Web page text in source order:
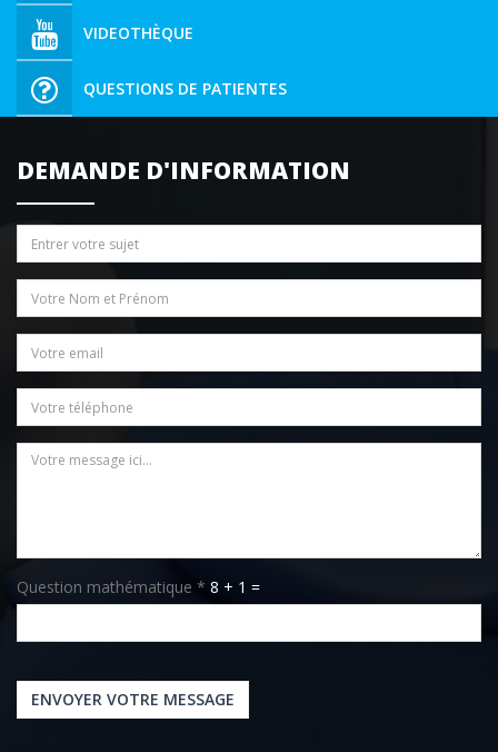
VIDEOTHÈQUE
QUESTIONS DE PATIENTES
DEMANDE D'INFORMATION
Sujet
Nom / Prénom*
Email*
Téléphone
Question mathématique * 8 + 1 =
ENVOYER VOTRE MESSAGE